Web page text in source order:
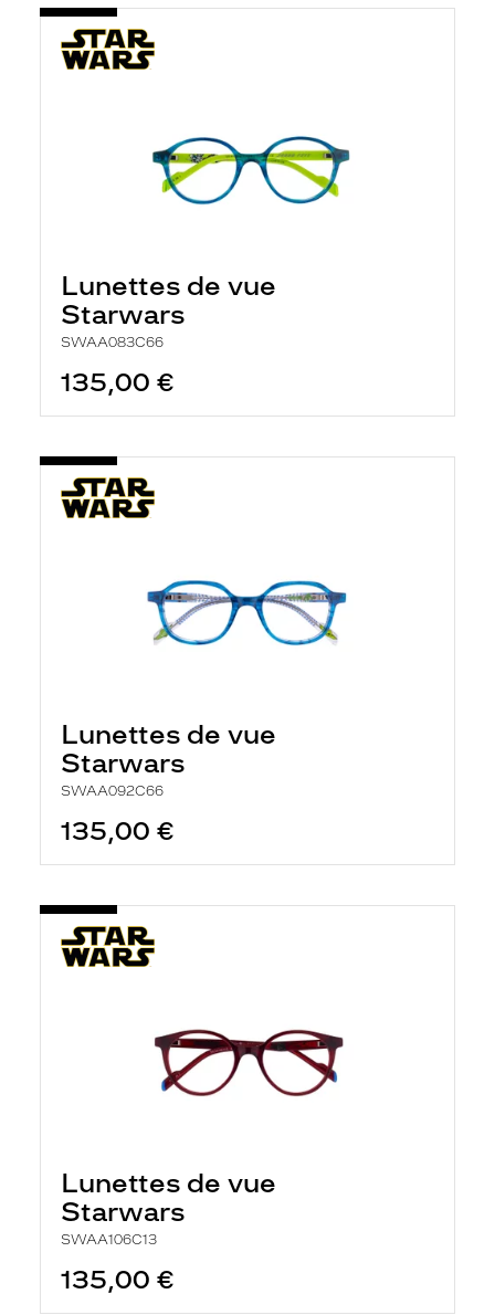
Lunettes de vue
Starwars
SWAA083C66
135,00 €
Lunettes de vue
Starwars
SWAA092C66
135,00 €
Lunettes de vue
Starwars
SWAA106C13
135,00 €